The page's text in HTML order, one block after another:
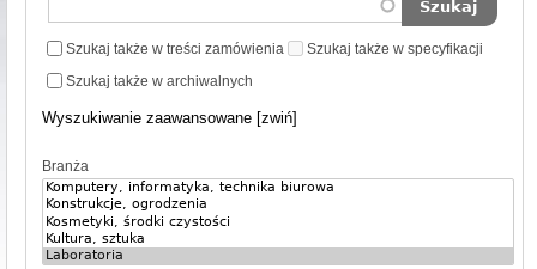
Szukaj także w treści zamówienia
Szukaj także w specyfikacji
Szukaj także w archiwalnych
Wyszukiwanie zaawansowane [zwiń]
Branża